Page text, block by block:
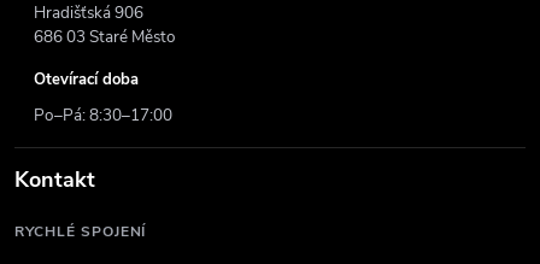
Hradišťská 906
686 03 Staré Město
Otevírací doba
Po–Pá: 8:30–17:00
Kontakt
RYCHLÉ SPOJENÍ